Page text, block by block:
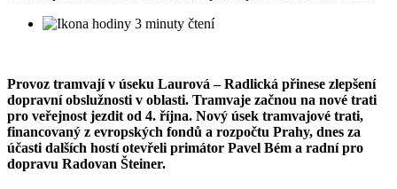
3 minuty čtení
Provoz tramvají v úseku Laurová – Radlická přinese zlepšení
dopravní obslužnosti v oblasti. Tramvaje začnou na nové trati
pro veřejnost jezdit od 4. října. Nový úsek tramvajové trati,
financovaný z evropských fondů a rozpočtu Prahy, dnes za
účasti dalších hostí otevřeli primátor Pavel Bém a radní pro
dopravu Radovan Šteiner.